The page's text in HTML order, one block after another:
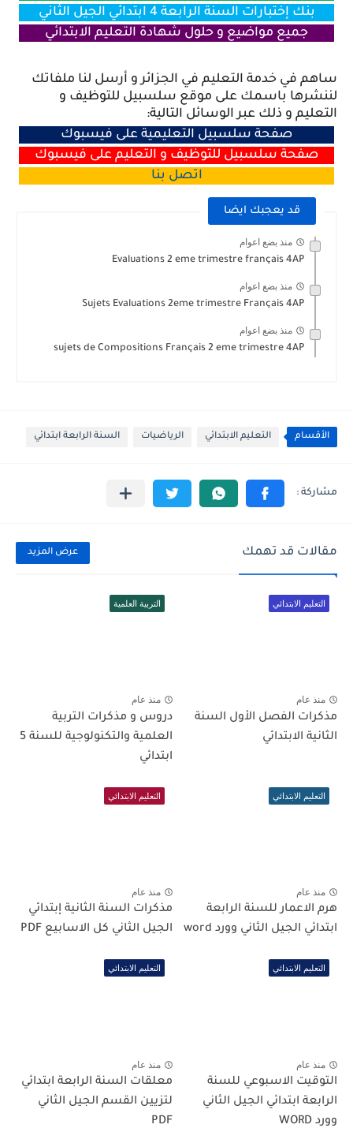
بنك إختبارات السنة الرابعة 4 ابتدائي الجيل الثاني
جميع مواضيع و حلول شهادة التعليم الابتدائي
ساهم في خدمة التعليم في الجزائر و أرسل لنا ملفاتك
لننشرها باسمك على موقع سلسبيل للتوظيف و
التعليم و ذلك عبر الوسائل التالية:
صفحة سلسبيل التعليمية على فيسبوك
صفحة سلسبيل للتوظيف و التعليم على فيسبوك
اتصل بنا
قد يعجبك ايضا
منذ بضع اعوام
Evaluations 2 eme trimestre français 4AP
منذ بضع اعوام
Sujets Evaluations 2eme trimestre Français 4AP
منذ بضع اعوام
sujets de Compositions Français 2 eme trimestre 4AP
الأقسام التعليم الابتدائي الرياضيات السنة الرابعة ابتدائي
مقالات قد تهمك عرض المزيد
التعليم الابتدائي
منذ عام
مذكرات الفصل الأول السنة
الثانية الابتدائي
التربية العلمية
منذ عام
دروس و مذكرات التربية
العلمية والتكنولوجية للسنة 5
ابتدائي
التعليم الابتدائي
منذ عام
هرم الاعمار للسنة الرابعة
ابتدائي الجيل الثاني وورد word
التعليم الابتدائي
منذ عام
مذكرات السنة الثانية إبتدائي
الجيل الثاني كل الاسابيع PDF
التعليم الابتدائي
منذ عام
التوقيت الاسبوعي للسنة
الرابعة ابتدائي الجيل الثاني
وورد WORD
التعليم الابتدائي
منذ عام
معلقات السنة الرابعة ابتدائي
لتزيين القسم الجيل الثاني
PDF